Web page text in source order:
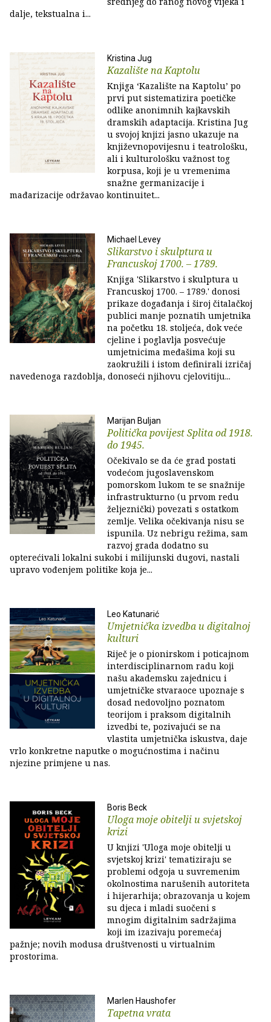
dalje, tekstualna i...
Kristina Jug
Kazalište na Kaptolu
Knjiga ‘Kazalište na Kaptolu’ po
prvi put sistematizira poetičke
odlike anonimnih kajkavskih
dramskih adaptacija. Kristina Jug
u svojoj knjizi jasno ukazuje na
književnopovijesnu i teatrološku,
ali i kulturološku važnost tog
korpusa, koji je u vremenima
snažne germanizacije i
mađarizacije održavao kontinuitet...
Michael Levey
Slikarstvo i skulptura u
Francuskoj 1700. – 1789.
Knjiga 'Slikarstvo i skulptura u
Francuskoj 1700. – 1789.' donosi
prikaze događanja i široj čitalačkoj
publici manje poznatih umjetnika
na početku 18. stoljeća, dok veće
cjeline i poglavlja posvećuje
umjetnicima međašima koji su
zaokružili i istom definirali izričaj
navedenoga razdoblja, donoseći njihovu cjelovitiju...
Marijan Buljan
Politička povijest Splita od 1918.
do 1945.
Očekivalo se da će grad postati
vodećom jugoslavenskom
pomorskom lukom te se snažnije
infrastrukturno (u prvom redu
željeznički) povezati s ostatkom
zemlje. Velika očekivanja nisu se
ispunila. Uz nebrigu režima, sam
razvoj grada dodatno su
opterećivali lokalni sukobi i milijunski dugovi, nastali
upravo vođenjem politike koja je...
Leo Katunarić
Umjetnička izvedba u digitalnoj
kulturi
Riječ je o pionirskom i poticajnom
interdisciplinarnom radu koji
našu akademsku zajednicu i
umjetničke stvaraoce upoznaje s
dosad nedovoljno poznatom
teorijom i praksom digitalnih
izvedbi te, pozivajući se na
vlastita umjetnička iskustva, daje
vrlo konkretne naputke o mogućnostima i načinu
njezine primjene u nas.
Boris Beck
Uloga moje obitelji u svjetskoj
krizi
U knjizi 'Uloga moje obitelji u
svjetskoj krizi' tematiziraju se
problemi odgoja u suvremenim
okolnostima narušenih autoriteta
i hijerarhija; obrazovanja u kojem
su djeca i mladi suočeni s
mnogim digitalnim sadržajima
koji im izazivaju poremećaj
pažnje; novih modusa društvenosti u virtualnim
prostorima.
Marlen Haushofer
Tapetna vrata